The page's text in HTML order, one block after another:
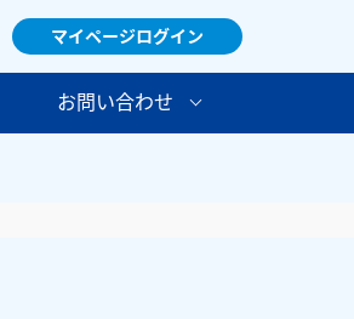
マイページログイン
お問い合わせ